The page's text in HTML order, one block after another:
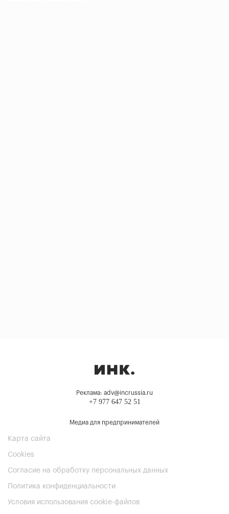
Реклама: adv@incrussia.ru
+7 977 647 52 51
Медиа для предпринимателей
Карта сайта
Cookies
Согласие на обработку персональных данных
Политика конфиденциальности
Условия использования cookie-файлов